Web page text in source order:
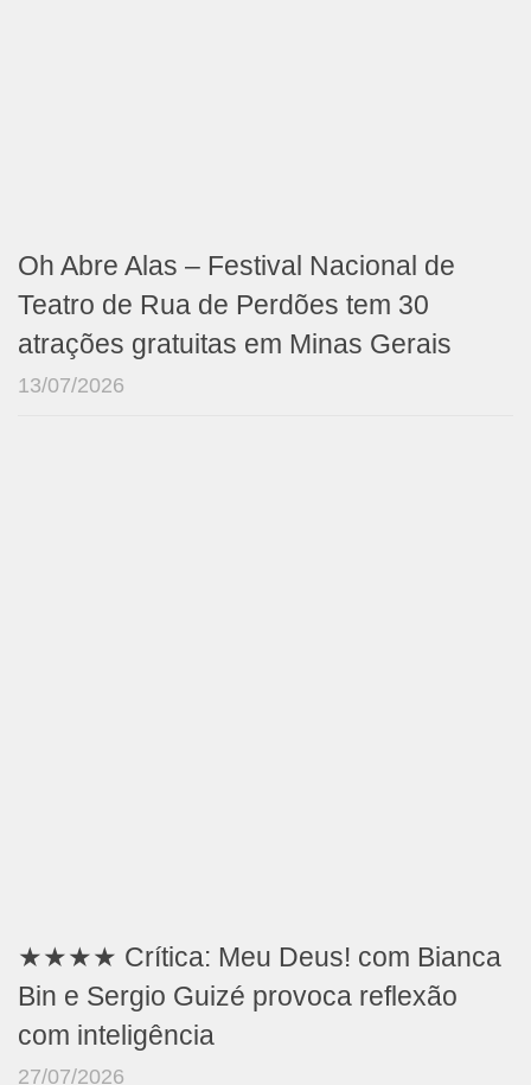
Oh Abre Alas – Festival Nacional de
Teatro de Rua de Perdões tem 30
atrações gratuitas em Minas Gerais
13/07/2026
★★★★ Crítica: Meu Deus! com Bianca
Bin e Sergio Guizé provoca reflexão
com inteligência
27/07/2026